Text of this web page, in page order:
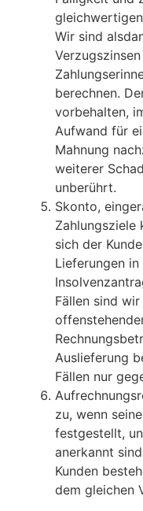
Wir sind
berechnen.
vorbehalten,
Aufwand für
Mahnung
weiterer
unberührt.
Skonto,
Zahlungsziele
sich der
Lieferungen
Fällen sind
Auslieferung
Fällen nur
zu, wenn
festgestellt,
anerkannt
Kunden
dem gleichen